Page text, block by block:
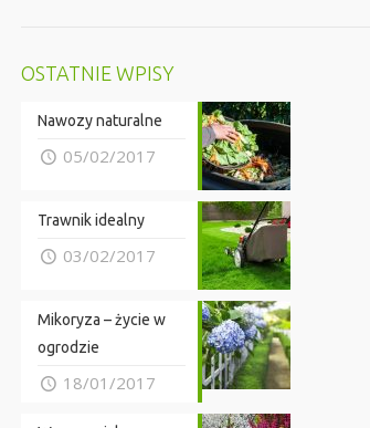
OSTATNIE WPISY
Nawozy naturalne
05/02/2017
Trawnik idealny
03/02/2017
Mikoryza – życie w
ogrodzie
18/01/2017